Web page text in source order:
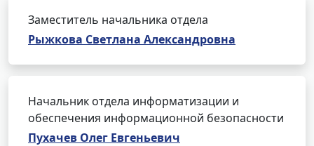
Заместитель начальника отдела
Рыжкова Светлана Александровна
Начальник отдела информатизации и
обеспечения информационной безопасности
Пухачев Олег Евгеньевич